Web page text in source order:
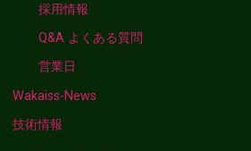
採用情報
Q&A よくある質問
営業日
Wakaiss-News
技術情報